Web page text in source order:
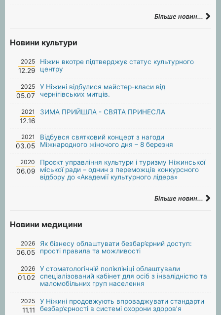
Більше новин...
Новини культури
2025
12.29
Ніжин вкотре підтверджує статус культурного
центру
2025
05.07
У Ніжині відбулися майстер-класи від
чернігівських митців.
2021
12.16
ЗИМА ПРИЙШЛА - СВЯТА ПРИНЕСЛА
2021
03.05
Відбувся святковий концерт з нагоди
Міжнародного жіночого дня – 8 березня
2020
06.09
Проєкт управління культури і туризму Ніжинської
міської ради – однин з переможців конкурсного
відбору до «Академії культурного лідера»
Більше новин...
Новини медицини
2026
06.05
Як бізнесу облаштувати безбар’єрний доступ:
прості правила та можливості
2026
01.02
У стоматологічній поліклініці облаштували
спеціалізований кабінет для осіб з інвалідністю та
маломобільних груп населення
2025
11.11
У Ніжині продовжують впроваджувати стандарти
безбар’єрності в системі охорони здоров’я